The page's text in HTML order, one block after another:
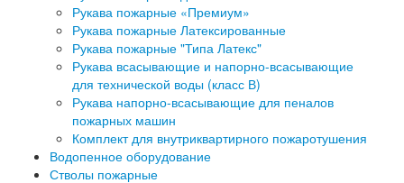
Рукава пожарные «Премиум»
Рукава пожарные Латексированные
Рукава пожарные "Типа Латекс"
Рукава всасывающие и напорно-всасывающие
для технической воды (класс В)
Рукава напорно-всасывающие для пеналов
пожарных машин
Комплект для внутриквартирного пожаротушения
Водопенное оборудование
Стволы пожарные